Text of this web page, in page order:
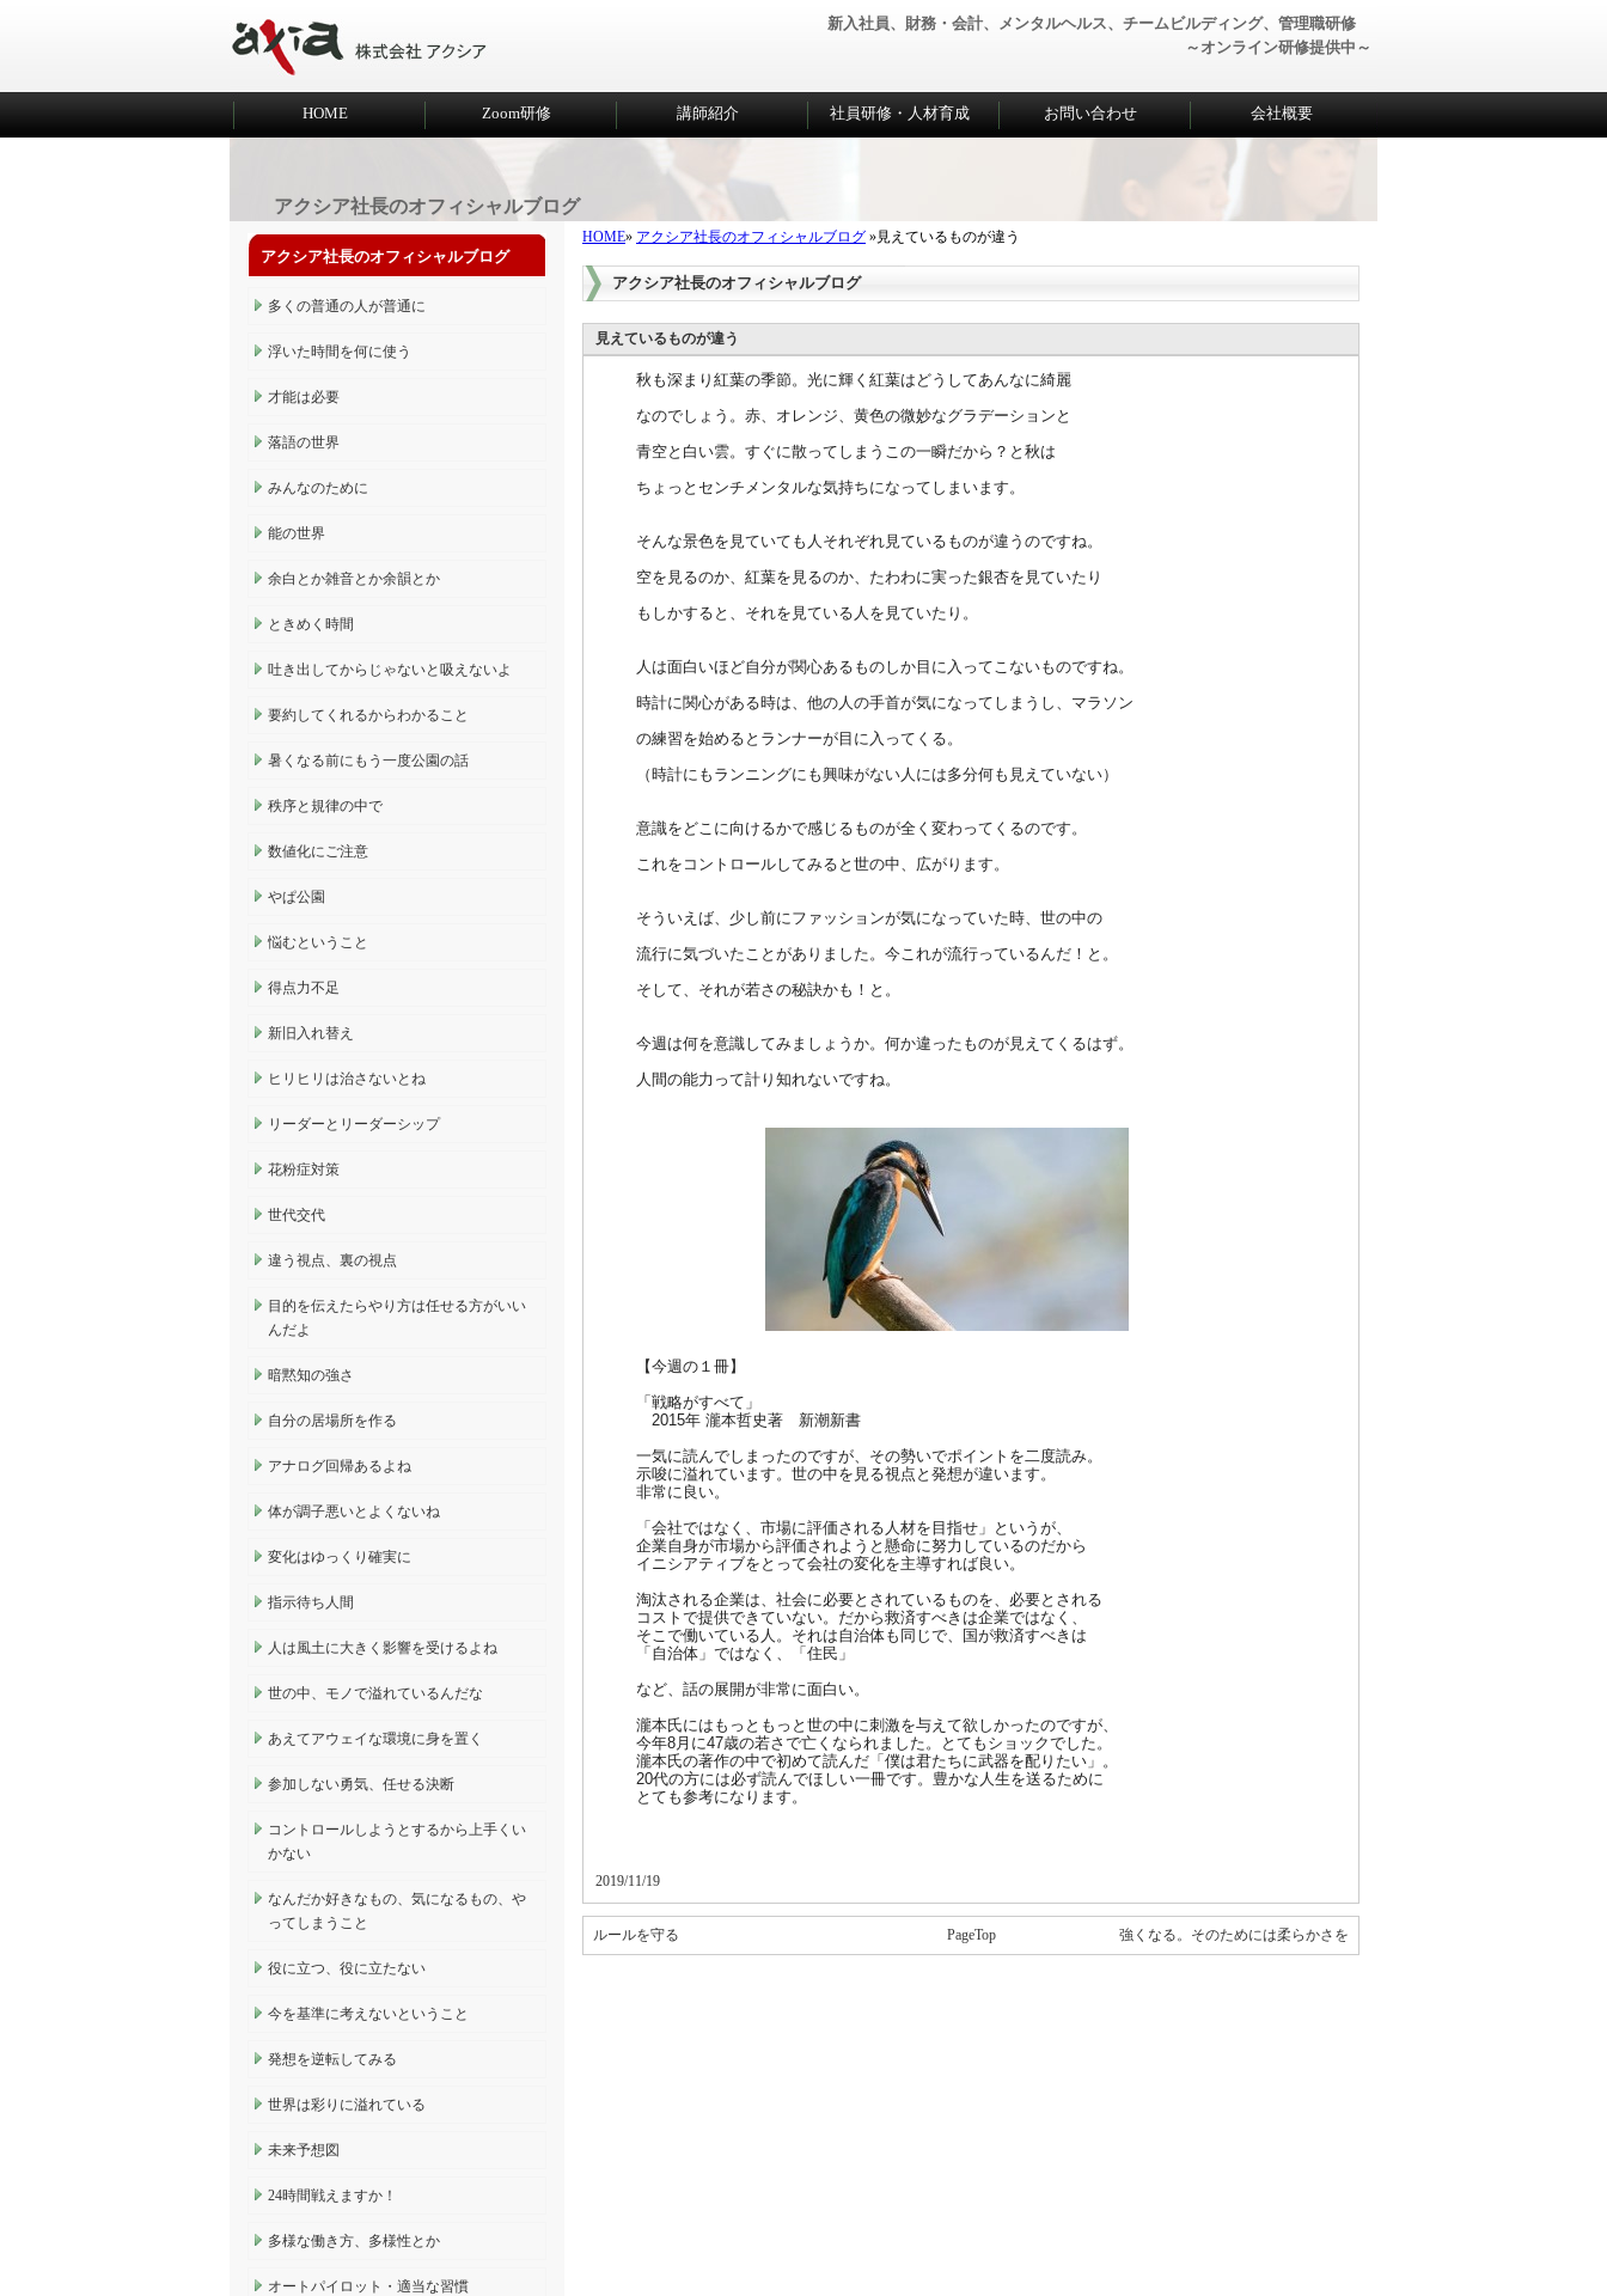
新入社員、財務・会計、メンタルヘルス、チームビルディング、管理職研修
～オンライン研修提供中～
HOME Zoom研修 講師紹介 社員研修・人材育成 お問い合わせ 会社概要
アクシア社長のオフィシャルブログ
HOME» アクシア社長のオフィシャルブログ »見えているものが違う
アクシア社長のオフィシャルブログ
見えているものが違う
秋も深まり紅葉の季節。光に輝く紅葉はどうしてあんなに綺麗
なのでしょう。赤、オレンジ、黄色の微妙なグラデーションと
青空と白い雲。すぐに散ってしまうこの一瞬だから？と秋は
ちょっとセンチメンタルな気持ちになってしまいます。
そんな景色を見ていても人それぞれ見ているものが違うのですね。
空を見るのか、紅葉を見るのか、たわわに実った銀杏を見ていたり
もしかすると、それを見ている人を見ていたり。
人は面白いほど自分が関心あるものしか目に入ってこないものですね。
時計に関心がある時は、他の人の手首が気になってしまうし、マラ ソン
の練習を始めるとランナーが目に入ってくる。
（時計にもランニングにも興味がない人には多分何も見えていない）
意識をどこに向けるかで感じるものが全く変わってくるのです。
これをコントロールしてみると世の中、広がります。
そういえば、少し前にファッションが気になっていた時、世の中の
流行に気づいたことがありました。今これが流行っているんだ！と 。
そして、それが若さの秘訣かも！と。
今週は何を意識してみましょうか。何か違ったものが見えてくるはず。
人間の能力って計り知れないですね。
【今週の１冊】
「戦略がすべて」
2015年 瀧本哲史著 新潮新書
一気に読んでしまったのですが、その勢いでポイントを二度読み。
示唆に溢れています。世の中を見る視点と発想が違います。
非常に良い。
「会社ではなく、市場に評価される人材を目指せ」というが、
企業自身が市場から評価されようと懸命に努力しているのだから
イニシアティブをとって会社の変化を主導すれば良い。
淘汰される企業は、社会に必要とされているものを、必要とされる
コストで提供できていない。だから救済すべきは企業ではなく、
そこで働いている人。それは自治体も同じで、国が救済すべきは
「自治体」ではなく、「住民」
など、話の展開が非常に面白い。
瀧本氏にはもっともっと世の中に刺激を与えて欲しかったのですが、
今年8月に47歳の若さで亡くなられました。とてもショックでし た。
瀧本氏の著作の中で初めて読んだ「僕は君たちに武器を配りたい」 。
20代の方には必ず読んでほしい一冊です。豊かな人生を送るために
とても参考になります。
2019/11/19
ルールを守る PageTop 強くなる。そのためには柔らかさを
アクシア社長のオフィシャルブログ
多くの普通の人が普通に
浮いた時間を何に使う
才能は必要
落語の世界
みんなのために
能の世界
余白とか雑音とか余韻とか
ときめく時間
吐き出してからじゃないと吸えないよ
要約してくれるからわかること
暑くなる前にもう一度公園の話
秩序と規律の中で
数値化にご注意
やぱ公園
悩むということ
得点力不足
新旧入れ替え
ヒリヒリは治さないとね
リーダーとリーダーシップ
花粉症対策
世代交代
違う視点、裏の視点
目的を伝えたらやり方は任せる方がいい
んだよ
暗黙知の強さ
自分の居場所を作る
アナログ回帰あるよね
体が調子悪いとよくないね
変化はゆっくり確実に
指示待ち人間
人は風土に大きく影響を受けるよね
世の中、モノで溢れているんだな
あえてアウェイな環境に身を置く
参加しない勇気、任せる決断
コントロールしようとするから上手くい
かない
なんだか好きなもの、気になるもの、や
ってしまうこと
役に立つ、役に立たない
今を基準に考えないということ
発想を逆転してみる
世界は彩りに溢れている
未来予想図
24時間戦えますか！
多様な働き方、多様性とか
オートパイロット・適当な習慣